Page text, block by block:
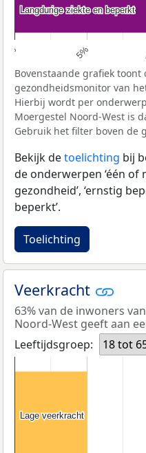
0% 5%
Langdurige ziekte en beperkt
Langdurige ziekte en beperkt
Bovenstaande grafiek toont
gezondheidsmonitor van
Hierbij wordt per
Moergestel Noord-West is
Gebruik het filter boven de
Bekijk detoelichting bij
de onderwerpen ‘één of
gezondheid’, ‘ernstig
beperkt’.
Toelichting
Veerkracht
63% van de inwoners
Noord-West geeft aan
Leeftijdsgroep:
18 tot
Lage veerkracht
Lage veerkracht